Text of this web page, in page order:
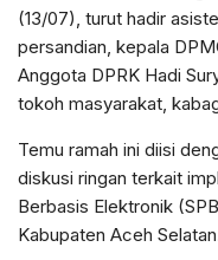
(13/07), turut hadir
persandian, kepala
Anggota DPRK Hadi
tokoh masyarakat,
Temu ramah ini diisi
diskusi ringan terkait
Berbasis Elektronik
Kabupaten Aceh